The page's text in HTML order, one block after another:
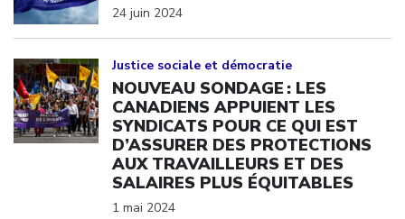
24 juin 2024
Justice sociale et démocratie
NOUVEAU SONDAGE : LES
CANADIENS APPUIENT LES
SYNDICATS POUR CE QUI EST
D’ASSURER DES PROTECTIONS
AUX TRAVAILLEURS ET DES
SALAIRES PLUS ÉQUITABLES
1 mai 2024